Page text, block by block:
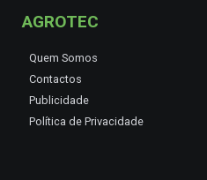
AGROTEC
Quem Somos
Contactos
Publicidade
Política de Privacidade